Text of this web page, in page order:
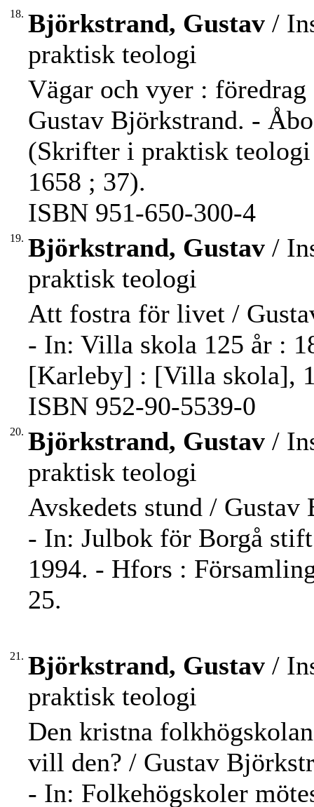
18. Björkstrand, Gustav /
praktisk teologi
Vägar och vyer :
Gustav Björkstrand. -
(Skrifter i praktisk
1658 ; 37).
ISBN 951-650-300-4
19. Björkstrand, Gustav /
praktisk teologi
Att fostra för livet /
- In: Villa skola 125 år :
[Karleby] : [Villa skola],
ISBN 952-90-5539-0
20. Björkstrand, Gustav /
praktisk teologi
Avskedets stund / Gustav
- In: Julbok för Borgå
1994. - Hfors :
25.
21. Björkstrand, Gustav /
praktisk teologi
Den kristna
vill den? / Gustav
- In: Folkehögskoler